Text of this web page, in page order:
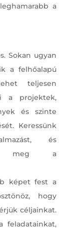
a
Sokan ugyan
a felhőalapú
teljesen
a projektek,
és szinte
Keressünk
és
meg a
képet fest a
hogy
céljainkat.
feladatainkat,